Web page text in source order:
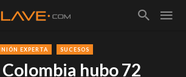
EXPERTA SUCESOS
hubo 72